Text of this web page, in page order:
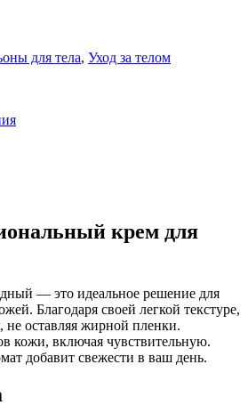
для тела, Уход за телом
крем для
— это идеальное решение для
Благодаря своей легкой текстуре,
не оставляя жирной пленки.
кожи, включая чувствительную.
добавит свежести в ваш день.